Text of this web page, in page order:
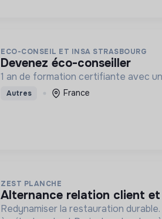
ECO-CONSEIL ET INSA STRASBOURG
devenez éco-conseiller
1 an de formation certifiante avec
Autres France
ZEST PLANCHE
alternance relation client
Redynamiser la restauration